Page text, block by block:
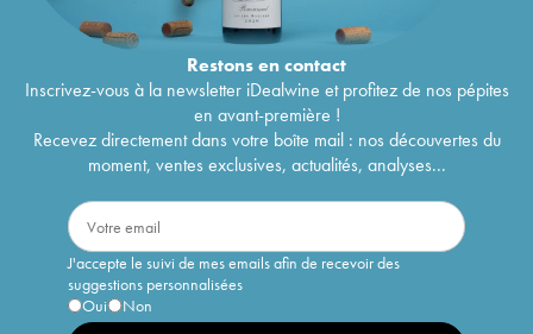
Restons encontact
Inscrivez-vous à la newsletter iDealwine et profitez de nos pépites
en avant-première !
Recevez directement dans votre boîte mail : nos découvertes du
moment, ventes exclusives, actualités, analyses...
J'accepte le suivi de mes emails afin de recevoir des
suggestions personnalisées
Oui
Non